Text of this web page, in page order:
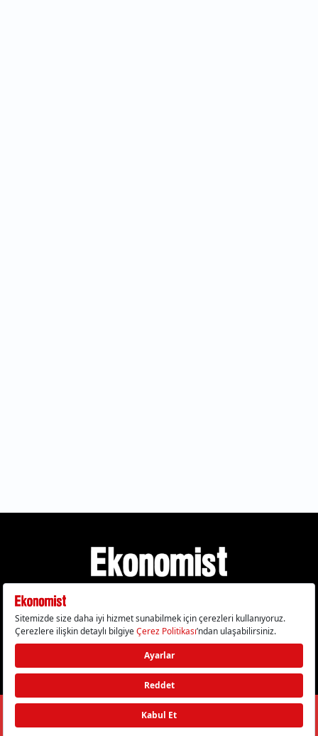
Gizlilik Politikası Çerez Politikası Çerezleri Sıfırla
KVKK Metni Künye İletişim
© 2026 Ekonomist - Tüm hakları saklıdır.